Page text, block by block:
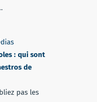
: qui sont
de
pas les